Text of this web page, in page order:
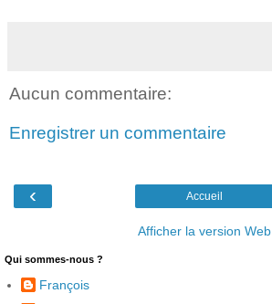
Aucun commentaire:
Enregistrer un commentaire
‹ Accueil
Afficher la version Web
Qui sommes-nous ?
François